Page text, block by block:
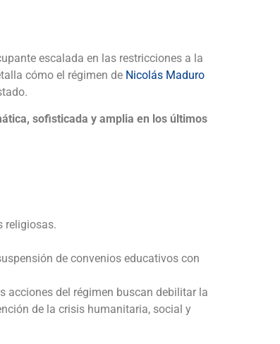
escalada en las restricciones a la
cómo el régimen de Nicolás Maduro
sofisticada y amplia en los últimos
religiosas.
de convenios educativos con
acciones del régimen buscan debilitar la
de la crisis humanitaria, social y